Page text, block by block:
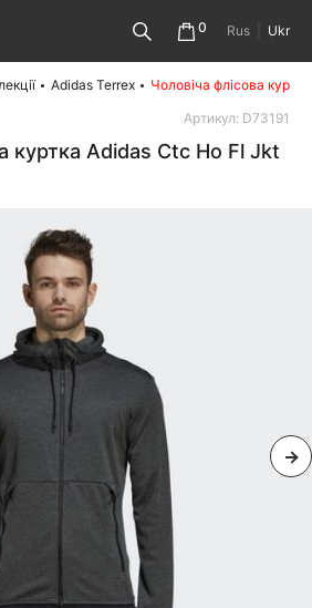
0 Rus Ukr
Adidas Terrex
Чоловіча флісова
Артикул: D73191
куртка Adidas Ctc Ho Fl Jkt